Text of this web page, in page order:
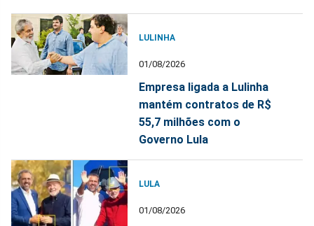
LULINHA
01/08/2026
Empresa ligada a Lulinha
mantém contratos de R$
55,7 milhões com o
Governo Lula
LULA
01/08/2026